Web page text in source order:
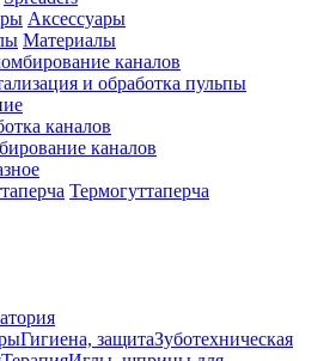
Аксессуары
Материалы
каналов
и обработка пульпы
каналов
каналов
Термогуттаперча
Гигиена, защитаЗуботехническая